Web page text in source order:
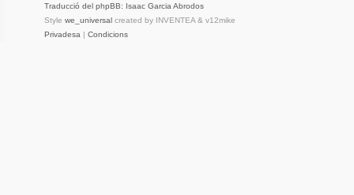
Traducció del phpBB: Isaac Garcia Abrodos
Style we_universalcreated by INVENTEA & v12mike
Privadesa | Condicions